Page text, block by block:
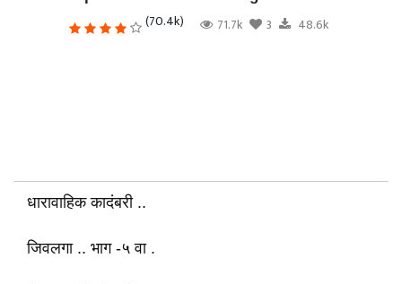
(70.4k) 71.7k 3 48.6k
धारावाहिक कादंबरी ..
जिवलगा .. भाग -५ वा .